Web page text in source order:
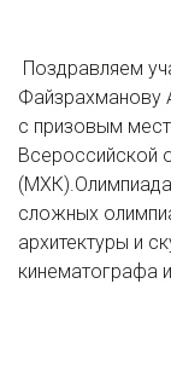
Поздравляем
Файзрахманову
с призовым
Всероссийской
сложных
архитектуры и
кинематографа